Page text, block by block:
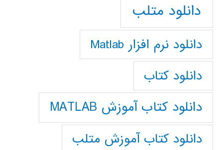
دانلود متلب
دانلود نرم افزار Matlab
دانلود کتاب
دانلود کتاب آموزش MATLAB
دانلود کتاب آموزش متلب